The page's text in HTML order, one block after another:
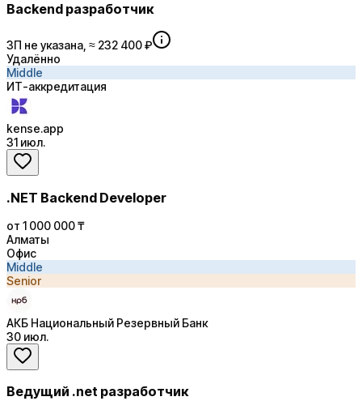
Backend разработчик
ЗП не указана, ≈ 232 400 ₽
Удалённо
Middle
ИТ-аккредитация
kense.app
31 июл.
.NET Backend Developer
от 1 000 000 ₸
Алматы
Офис
Middle
Senior
АКБ Национальный Резервный Банк
30 июл.
Ведущий .net разработчик